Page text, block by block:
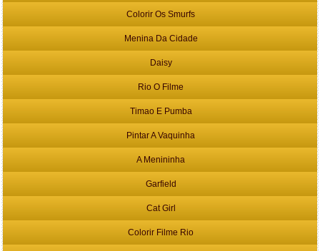
Colorir Os Smurfs
Menina Da Cidade
Daisy
Rio O Filme
Timao E Pumba
Pintar A Vaquinha
A Menininha
Garfield
Cat Girl
Colorir Filme Rio